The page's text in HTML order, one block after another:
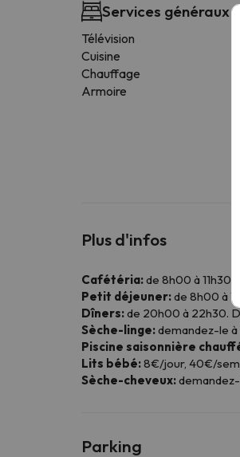
Services généraux
Télévision
Cuisine
Chauffage
Armoire
Plus d'infos
Cafétéria:de 8h00 à 11h30
Petit déjeuner:de 8h00 à
Dîners:de 20h00 à 22h30.
Sèche-linge:demandez-le
Piscine saisonnière
Lits bébé:8€/jour, 40€/
Sèche-cheveux:
Parking